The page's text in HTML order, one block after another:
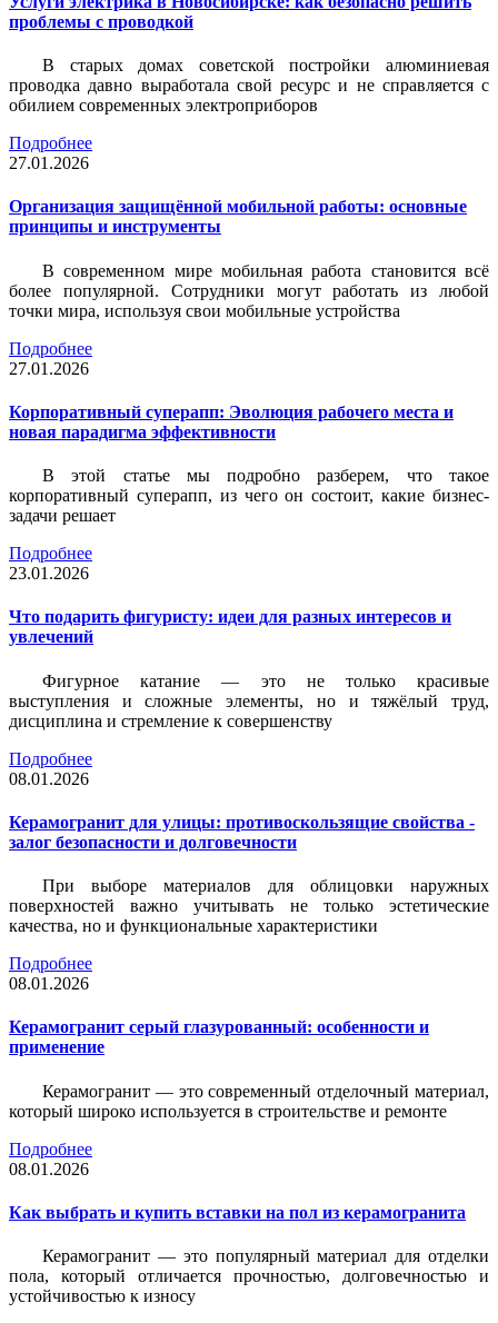
проблемы с проводкой
В старых домах советской постройки алюминиевая
проводка давно выработала свой ресурс и не справляется с
обилием современных электроприборов
Подробнее
27.01.2026
Организация защищённой мобильной работы: основные
принципы и инструменты
В современном мире мобильная работа становится всё
более популярной. Сотрудники могут работать из любой
точки мира, используя свои мобильные устройства
Подробнее
27.01.2026
Корпоративный суперапп: Эволюция рабочего места и
новая парадигма эффективности
В этой статье мы подробно разберем, что такое
корпоративный суперапп, из чего он состоит, какие бизнес-
задачи решает
Подробнее
23.01.2026
Что подарить фигуристу: идеи для разных интересов и
увлечений
Фигурное катание — это не только красивые
выступления и сложные элементы, но и тяжёлый труд,
дисциплина и стремление к совершенству
Подробнее
08.01.2026
Керамогранит для улицы: противоскользящие свойства -
залог безопасности и долговечности
При выборе материалов для облицовки наружных
поверхностей важно учитывать не только эстетические
качества, но и функциональные характеристики
Подробнее
08.01.2026
Керамогранит серый глазурованный: особенности и
применение
Керамогранит — это современный отделочный материал,
который широко используется в строительстве и ремонте
Подробнее
08.01.2026
Как выбрать и купить вставки на пол из керамогранита
Керамогранит — это популярный материал для отделки
пола, который отличается прочностью, долговечностью и
устойчивостью к износу